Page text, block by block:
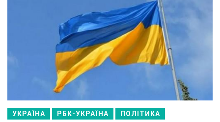
УКРАЇНА РБК-УКРАЇНА ПОЛІТИКА